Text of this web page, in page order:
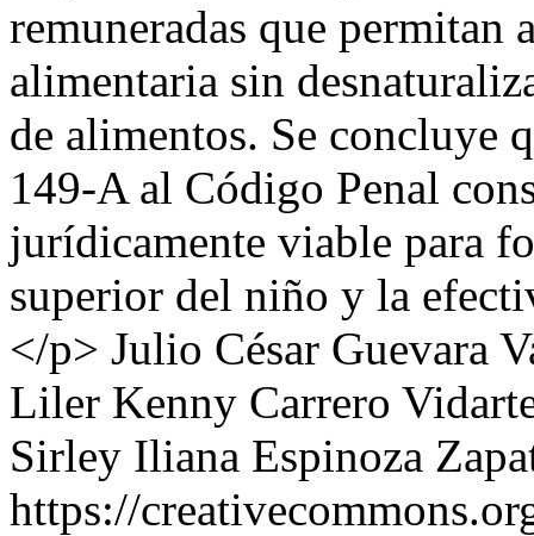
remuneradas que permitan
alimentaria sin
de alimentos. Se concluye
149-A al Código Penal
jurídicamente viable para
superior del niño y la
</p> Julio César Guevara
Liler Kenny Carrero
Sirley Iliana Espinoza
https://